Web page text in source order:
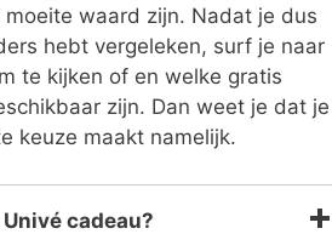
waard zijn. Nadat je dus
hebt vergeleken, surf je naar
te kijken of en welke gratis
zijn. Dan weet je dat je
keuze maakt namelijk.
cadeau?